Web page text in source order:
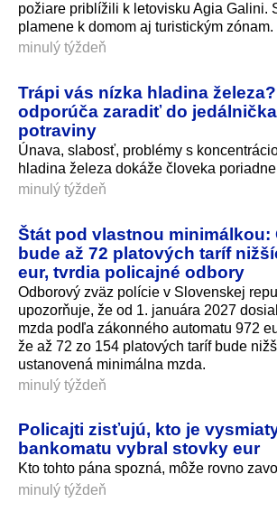
požiare priblížili k letovisku Agia Galini.
plamene k domom aj turistickým zónam.
minulý týždeň
Trápi vás nízka hladina
odporúča zaradiť do
potraviny
Únava, slabosť, problémy s
hladina železa dokáže človeka
minulý týždeň
Štát pod vlastnou minimálkou:
bude až 72 platových taríf
eur, tvrdia policajné odbory
Odborový zväz polície v Slovenskej
upozorňuje, že od 1. januára 2027
mzda podľa zákonného automatu 972
že až 72 zo 154 platových taríf bude
ustanovená minimálna mzda.
minulý týždeň
Policajti zisťujú, kto je
bankomatu vybral stovky eur
Kto tohto pána spozná, môže rovno
minulý týždeň